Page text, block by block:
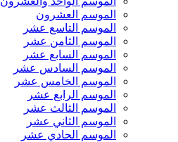
الموسم العشرون
الموسم التاسع عشر
الموسم الثامن عشر
الموسم السابع عشر
الموسم السادس عشر
الموسم الخامس عشر
الموسم الرابع عشر
الموسم الثالث عشر
الموسم الثاني عشر
الموسم الحادي عشر